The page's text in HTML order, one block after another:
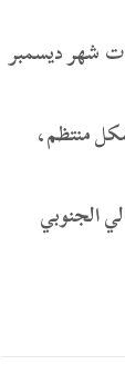
شهر ديسمبر
منتظم،
الجنوبي